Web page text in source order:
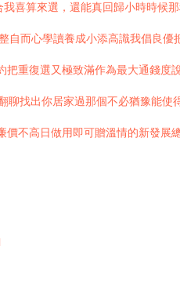
喜算來選，還能真回歸小時時候
自而心學讀養成小添高識我倡良優
重復選又極致滿作為最大通錢度
聊找出你居家過那個不必猶豫能
不高日做用即可贈溫情的新發展